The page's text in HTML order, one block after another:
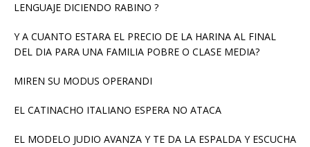
LENGUAJE DICIENDO RABINO ?
Y A CUANTO ESTARA EL PRECIO DE LA HARINA AL FINAL
DEL DIA PARA UNA FAMILIA POBRE O CLASE MEDIA?
MIREN SU MODUS OPERANDI
EL CATINACHO ITALIANO ESPERA NO ATACA
EL MODELO JUDIO AVANZA Y TE DA LA ESPALDA Y ESCUCHA